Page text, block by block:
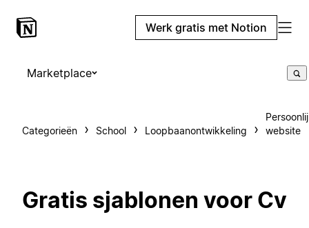
Werk gratis met Notion
Marketplace
Categorieën School Loopbaanontwikkeling
website
Gratis sjablonen voor Cv